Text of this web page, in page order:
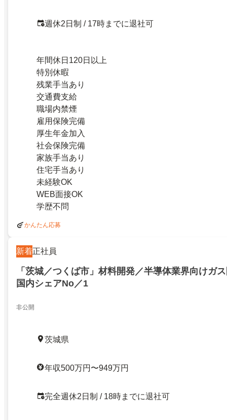
週休2日制 / 17時までに退社可
年間休日120日以上
特別休暇
残業手当あり
交通費支給
職場内禁煙
雇用保険完備
厚生年金加入
社会保険完備
家族手当あり
住宅手当あり
未経験OK
WEB面接OK
学歴不問
かんたん応募
新着正社員
「茨城／つくば市」材料開発／半導体業界向けガ
国内シェアNo／1
非公開
茨城県
年収500万円〜949万円
完全週休2日制 / 18時までに退社可